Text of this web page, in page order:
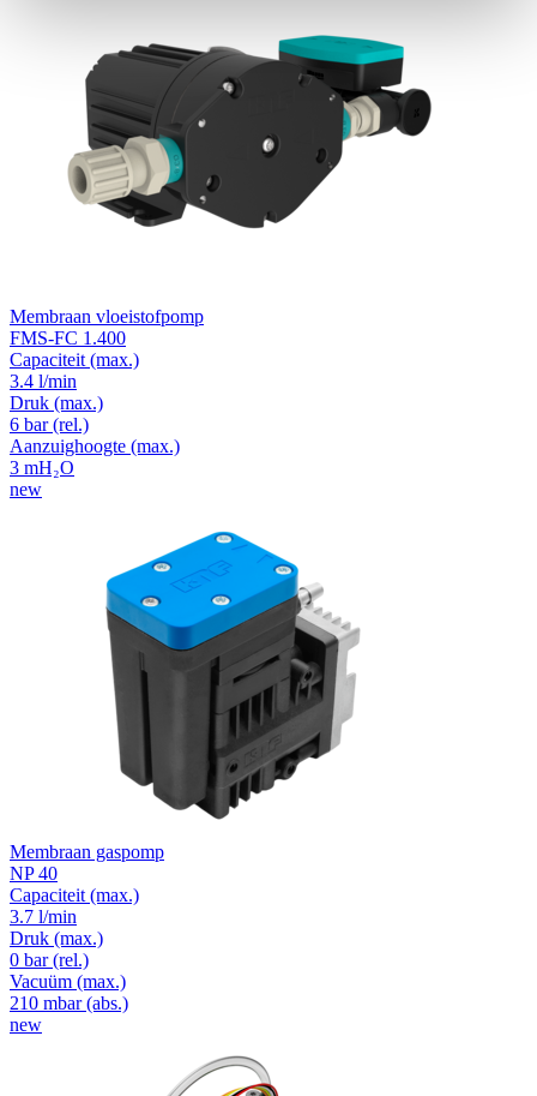
Membraan vloeistofpomp
FMS-FC 1.400
Capaciteit (max.)
3.4 l/min
Druk (max.)
6 bar (rel.)
Aanzuighoogte (max.)
3 mH₂O
new
Membraan gaspomp
NP 40
Capaciteit (max.)
3.7 l/min
Druk (max.)
0 bar (rel.)
Vacuüm (max.)
210 mbar (abs.)
new